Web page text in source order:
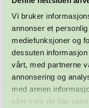
Vi bruker
annonser et
mediefunksjoner og
dessuten
vårt, med partnerne
annonsering og
med annen
eller som de har